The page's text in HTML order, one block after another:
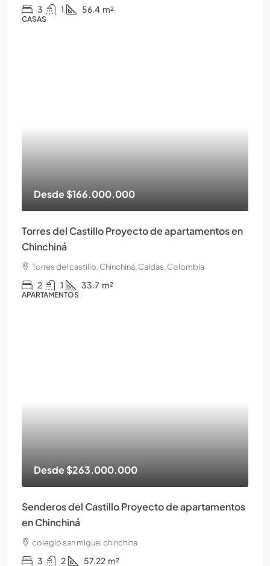
3 1 56.4 m²
CASAS
Desde$166.000.000
Torres del Castillo Proyecto de apartamentos en
Chinchiná
Torres del castillo, Chinchiná, Caldas, Colombia
2 1 33.7 m²
APARTAMENTOS
Desde$263.000.000
Senderos del Castillo Proyecto de apartamentos
en Chinchiná
colegio san miguel chinchina
3 2 57.22 m²